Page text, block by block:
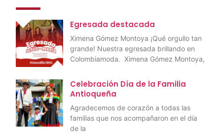
Egresada destacada
Ximena Gómez Montoya ¡Qué orgullo tan
grande! Nuestra egresada brillando en
Colombiamoda. Ximena Gómez Montoya,
Celebración Día de la Familia
Antioqueña
Agradecemos de corazón a todas las
familias que nos acompañaron en el día
de la